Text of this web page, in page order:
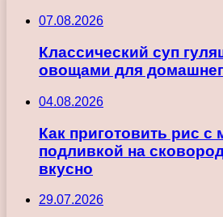
07.08.2026
Классический суп
овощами для
04.08.2026
Как приготовить рис с
подливкой на
вкусно
29.07.2026